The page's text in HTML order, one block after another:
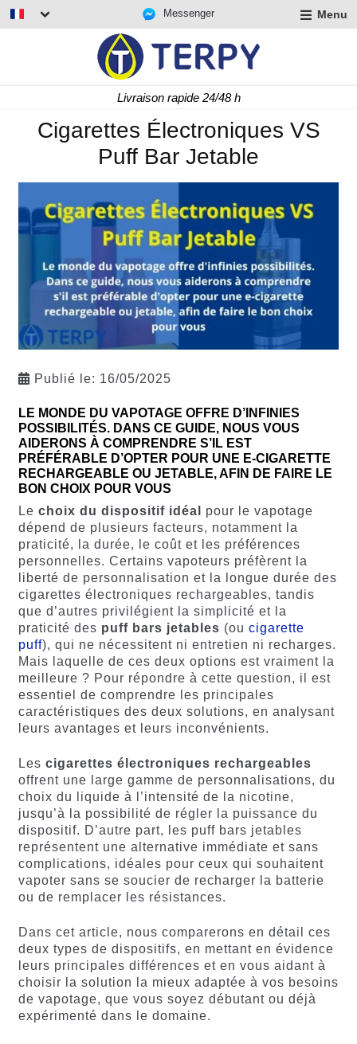
Messenger Menu
Livraison rapide 24/48 h
Cigarettes Électroniques VS
Puff Bar Jetable
Publié le: 16/05/2025
LE MONDE DU VAPOTAGE OFFRE D’INFINIES
POSSIBILITÉS. DANS CE GUIDE, NOUS VOUS
AIDERONS À COMPRENDRE S’IL EST
PRÉFÉRABLE D’OPTER POUR UNE E-CIGARETTE
RECHARGEABLE OU JETABLE, AFIN DE FAIRE LE
BON CHOIX POUR VOUS
Le choix du dispositif idéal
pour le vapotage
dépend de plusieurs facteurs, notamment la
praticité, la durée, le coût et les préférences
personnelles. Certains vapoteurs préfèrent la
liberté de personnalisation et la longue durée des
cigarettes électroniques rechargeables, tandis
que d’autres privilégient la simplicité et la
praticité des puff bars jetables (ou cigarette
puff), qui ne nécessitent ni entretien ni recharges.
Mais laquelle de ces deux options est vraiment la
meilleure ? Pour répondre à cette question, il est
essentiel de comprendre les principales
caractéristiques des deux solutions, en analysant
leurs avantages et leurs inconvénients.
Les cigarettes électroniques rechargeables
offrent une large gamme de personnalisations, du
choix du liquide à l’intensité de la nicotine,
jusqu’à la possibilité de régler la puissance du
dispositif. D’autre part, les puff bars jetables
représentent une alternative immédiate et sans
complications, idéales pour ceux qui souhaitent
vapoter sans se soucier de recharger la batterie
ou de remplacer les résistances.
Dans cet article, nous comparerons en détail ces
deux types de dispositifs, en mettant en évidence
leurs principales différences et en vous aidant à
choisir la solution la mieux adaptée à vos besoins
de vapotage, que vous soyez débutant ou déjà
expérimenté dans le domaine.